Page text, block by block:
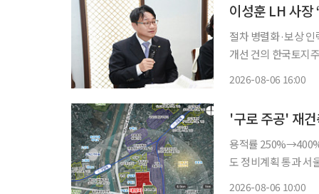
이성훈 LH 사장
절차 병렬화·보상
개선 건의 한국토지주택공사(LH)가 주택 공급 속도를 높이기 위해 보상 절차를 대폭 단축한
2026-08-06 16:00
'구로 주공' 재
용적률
도 정비계획 통과 서울 구로구 구로주공아파트가 최고 49층, 3289가구 규모의 대단지로 재건
2026-08-06 10:00